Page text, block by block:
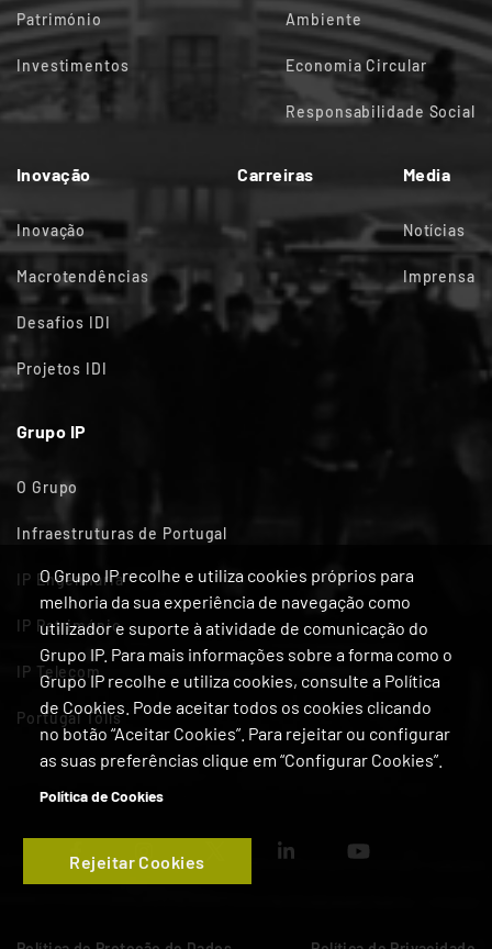
O Grupo IP recolhe e utiliza cookies próprios para
melhoria da sua experiência de navegação como
utilizador e suporte à atividade de comunicação do
Grupo IP. Para mais informações sobre a forma como o
Grupo IP recolhe e utiliza cookies, consulte a Política
de Cookies. Pode aceitar todos os cookies clicando
no botão “Aceitar Cookies”. Para rejeitar ou configurar
as suas preferências clique em “Configurar Cookies”.
Política de Cookies
Rejeitar Cookies
Património
Investimentos
Ambiente
Economia Circular
Responsabilidade Social
Inovação
Inovação
Macrotendências
Desafios IDI
Projetos IDI
Carreiras Media
Notícias
Imprensa
Grupo IP
O Grupo
Infraestruturas de Portugal
IP Engenharia
IP Património
IP Telecom
Portugal Tolls